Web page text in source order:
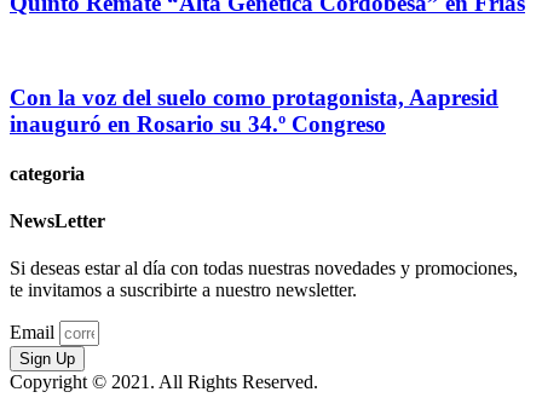
Con la voz del suelo como protagonista, Aapresid
inauguró en Rosario su 34.º Congreso
categoria
NewsLetter
Si deseas estar al día con todas nuestras novedades y promociones,
te invitamos a suscribirte a nuestro newsletter.
Email
Sign Up
Copyright © 2021. All Rights Reserved.